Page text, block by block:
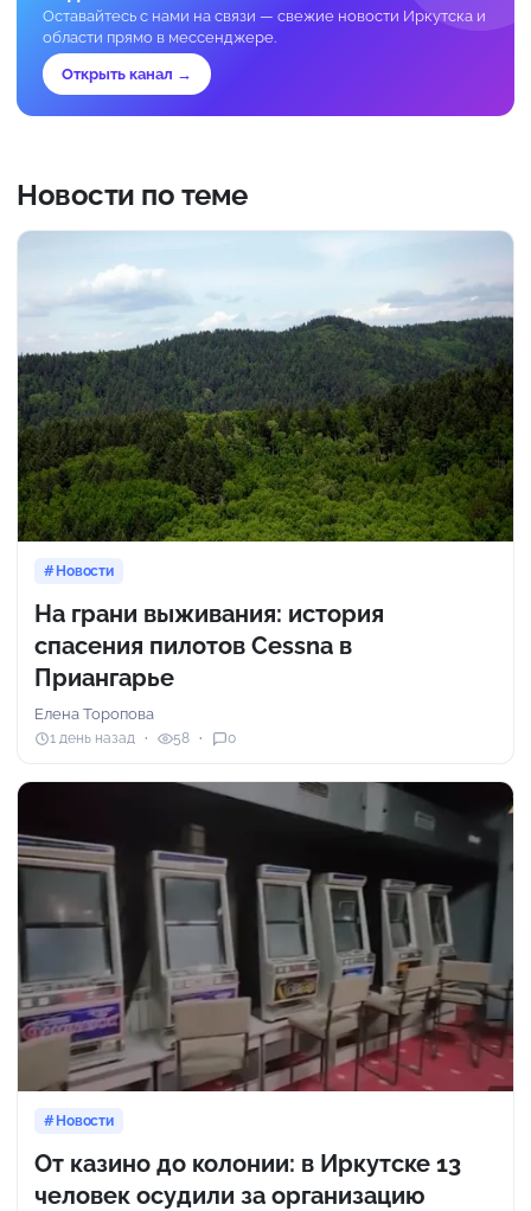
Оставайтесь с нами на связи — свежие новости Иркутска и
области прямо в мессенджере.
Открыть канал →
Новости по теме
Новости
На грани выживания: история
спасения пилотов Cessna в
Приангарье
Елена Торопова
1 день назад 58 0
Новости
От казино до колонии: в Иркутске 13
человек осудили за организацию